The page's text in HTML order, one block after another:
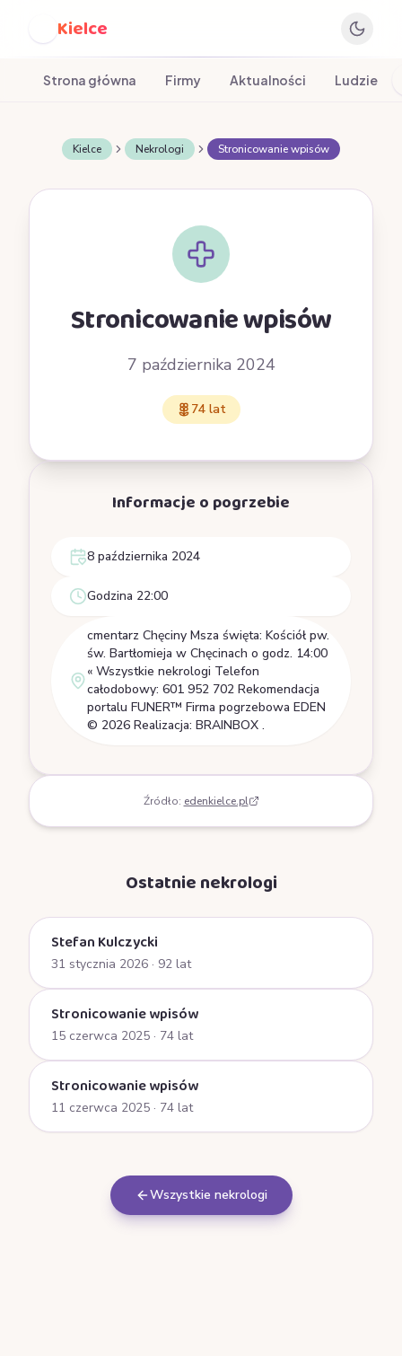
Kielce
Strona główna Firmy Aktualności Ludzie
Kielce Nekrologi Stronicowanie wpisów
Stronicowanie wpisów
7 października 2024
74 lat
Informacje o pogrzebie
8 października 2024
Godzina 22:00
cmentarz Chęciny Msza święta: Kościół pw.
św. Bartłomieja w Chęcinach o godz. 14:00
« Wszystkie nekrologi Telefon
całodobowy: 601 952 702 Rekomendacja
portalu FUNER™ Firma pogrzebowa EDEN
© 2026 Realizacja: BRAINBOX .
Źródło: edenkielce.pl
Ostatnie nekrologi
Stefan Kulczycki
31 stycznia 2026 · 92 lat
Stronicowanie wpisów
15 czerwca 2025 · 74 lat
Stronicowanie wpisów
11 czerwca 2025 · 74 lat
Wszystkie nekrologi